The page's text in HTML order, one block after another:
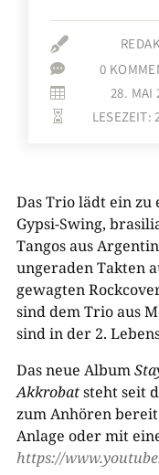

 0
 28. MAI
 LESEZEIT:
Das Trio lädt ein zu
Gypsi-​Swing,
Tangos aus
ungeraden Takten
gewagten
sind dem Trio aus
sind in der 2.
Das neue Album
Akkrobatsteht seit
zum Anhören
Anlage oder mit
https://